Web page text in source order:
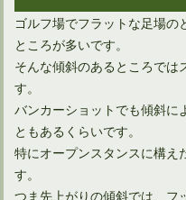
多くのプロ野球選手は、ゴル
多くのゴルファー憧れ、ド
ゴルフルールでのパター2本
ゴルフ場でフラットな足場の
ところが多いです。
そんな傾斜のあるところでは
す。
バンカーショットでも傾斜に
ともあるくらいです。
特にオープンスタンスに構え
す。
つま先上がりの傾斜では、フ